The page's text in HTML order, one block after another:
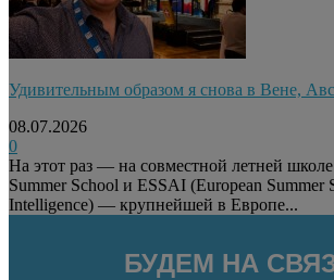
Удивительным образом я снова в Вене,
08.07.2026
0
На этот раз — на совместной летней
Summer School и ESSAI (European Summer
Intelligence) — крупнейшей в Европе...
БУДЕМ НА